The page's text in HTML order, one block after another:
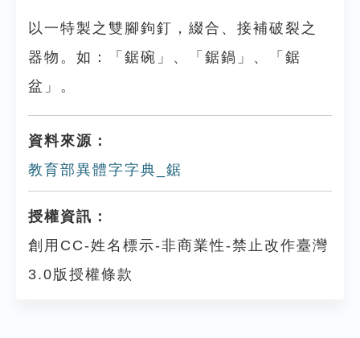
以一特製之雙腳鉤釘，綴合、接補破裂之
器物。如：「鋸碗」、「鋸鍋」、「鋸
盆」。
資料來源：
教育部異體字字典_鋸
授權資訊：
創用CC-姓名標示-非商業性-禁止改作臺灣
3.0版授權條款